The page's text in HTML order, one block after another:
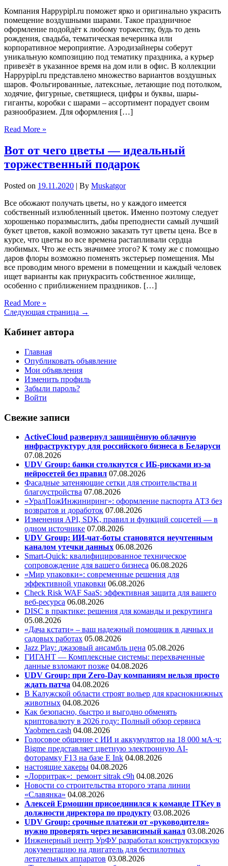
Компания Happypipl.ru поможет ярко и оригинально украсить
помещение воздушными шарами. Такое праздничное
оформление подойдёт к любому торжеству, будь то день
рождения, свадьба, тематическая вечеринка или
корпоративное мероприятие. Аэродизайнеры соберут
уникальную композицию под тематику праздника, а курьер
привезёт в указанное время на дом или в офис. В коллекции
Happypipl.ru представлено множество вариантов воздушных
шаров. Фольгированные, латексные, летающие под потолком,
ходячие, фигурные, светящиеся, цифры и буквы, шары-
гиганты, коробки с шарами – ассортимент порадует своим
разнообразием. Для оформления […]
Read More »
Вот от чего цветы — идеальный
торжественный подарок
Posted on 19.11.2020 | By Muskatgor
Все обожают получать цветы, но у каждого имеется
собственный излюбленный цветок. Именно поэтому следует
хорошенько поразмыслить, дабы преподнести самый лучший
букет цветов, какой возможно заказать тут цветы цена. Все в
курсе, что цветы во все времена растапливали сердца
любимых. Что же есть значимее этого? К тому же с помощью
даров флоры возможно поменять экстерьер помещения. Мы
все проводим много времени в помещении и каждый человек
ищет варианты как приукрасить собственное жилище,
особенно с приближением праздников. […]
Read More »
Следующая страница →
Кабинет автора
Главная
Опубликовать объявление
Мои объявления
Изменить профиль
Забыли пароль?
Войти
Свежие записи
ActiveCloud развернул защищённую облачную
инфраструктуру для российского бизнеса в Беларуси
07.08.2026
UDV Group: банки столкнутся с ИБ-рисками из-за
нейросетей без правил 07.08.2026
Фасадные затеняющие сетки для строительства и
благоустройства 07.08.2026
«УралПожИнжиниринг»: оформление паспорта АТЗ без
возвратов и доработок 07.08.2026
Изменения API, SDK, правил и функций соцсетей — в
одном источнике 07.08.2026
UDV Group: ИИ-чат-боты становятся неучтенным
каналом утечки данных 06.08.2026
Smart-Quick: квалифицированное техническое
сопровождение для вашего бизнеса 06.08.2026
«Мир упаковки»: современные решения для
эффективной упаковки 06.08.2026
Check Risk WAF SaaS: эффективная защита для вашего
веб-ресурса 06.08.2026
DISC в практике: решения для команды и рекрутинга
05.08.2026
«Дача кстати» – ваш надежный помощник в дачных и
садовых работах 05.08.2026
Jazz Play: джазовый ансамбль цена 05.08.2026
ГИГАНТ — Комплексные системы: перехваченные
данные взломают позже 04.08.2026
UDV Group: при Zero-Day компаниям нельзя просто
ждать патча 04.08.2026
В Калужской области строят вольер для краснокнижных
животных 04.08.2026
Как безопасно, быстро и выгодно обменять
криптовалюту в 2026 году: Полный обзор сервиса
Yaobmen.cash 04.08.2026
Голосовое общение с ИИ и аккумулятор на 18 000 мА·ч:
Bigme представляет цветную электронную AI-
фоторамку F13 на базе E Ink 04.08.2026
настоящие хакеры 04.08.2026
«Лорритрак»: ремонт sitrak c9h 04.08.2026
Новости со строительства второго этапа линии
«Славянка» 04.08.2026
Алексей Ермошин присоединился к команде ITKey в
должности директора по продукту 03.08.2026
UDV Group: срочные платежи от «руководителя»
нужно проверять через независимый канал 03.08.2026
Инженерный центр УрФУ разработал конструкторскую
документацию на двигатель для беспилотных
летательных аппаратов 03.08.2026